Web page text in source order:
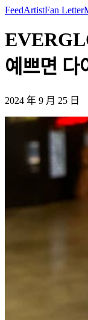
FeedArtistFan Letter
예쁘면
2024 年 9 月 25 日